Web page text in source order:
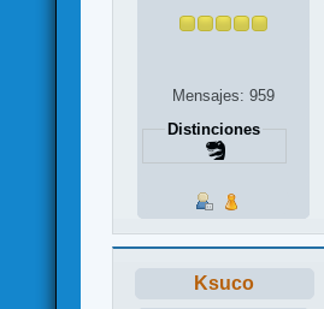
Mensajes: 959
Distinciones
Ksuco